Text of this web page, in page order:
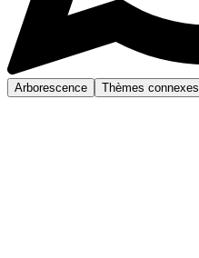
Arborescence Thèmes connexes